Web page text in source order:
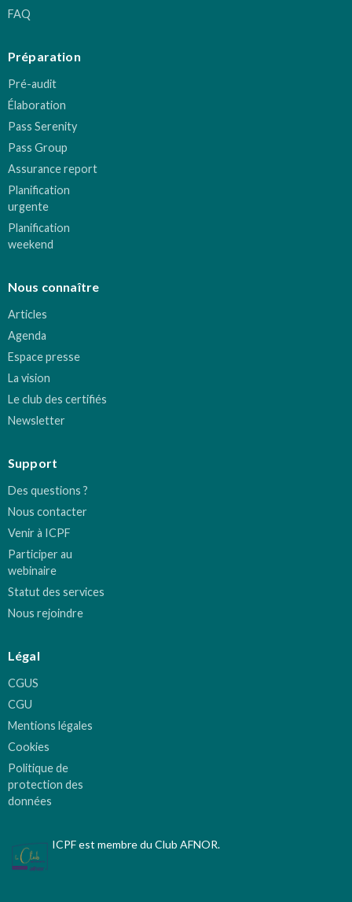
FAQ
Préparation
Pré-audit
Élaboration
Pass Serenity
Pass Group
Assurance report
Planification
urgente
Planification
weekend
Nous connaître
Articles
Agenda
Espace presse
La vision
Le club des certifiés
Newsletter
Support
Des questions ?
Nous contacter
Venir à ICPF
Participer au
webinaire
Statut des services
Nous rejoindre
Légal
CGUS
CGU
Mentions légales
Cookies
Politique de
protection des
données
ICPF est membre du Club AFNOR.